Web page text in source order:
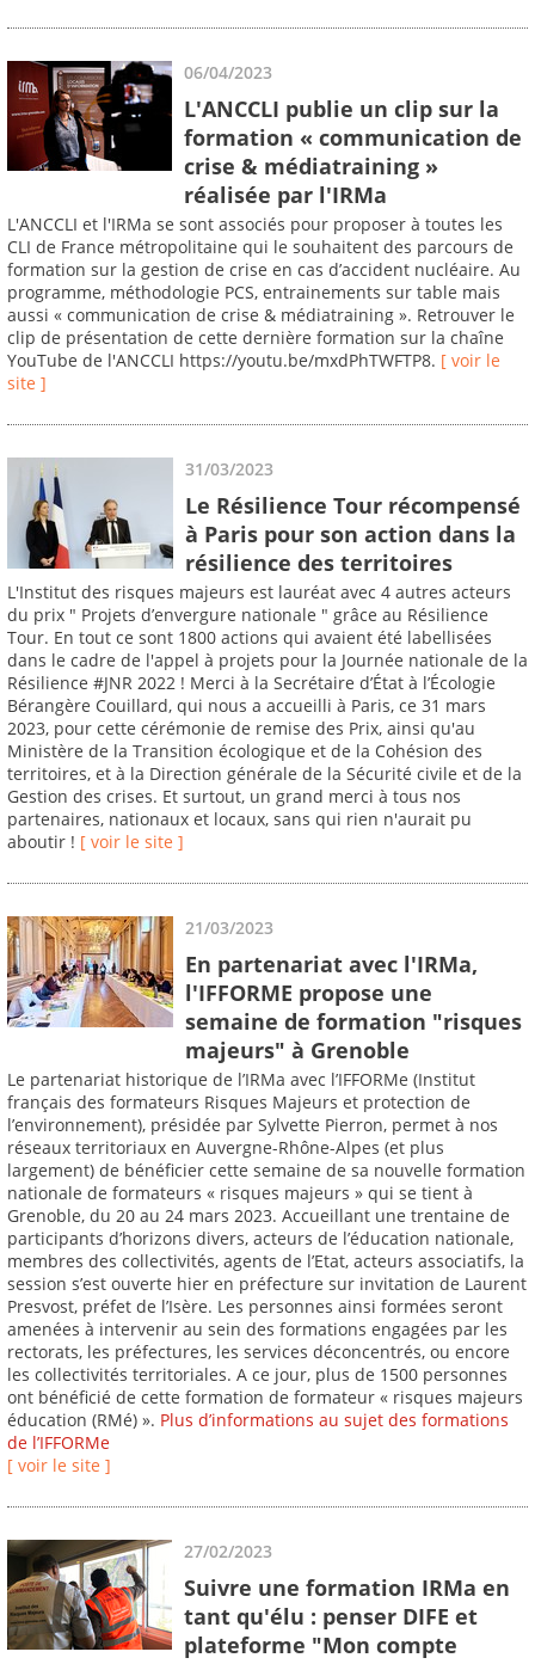
06/04/2023
L'ANCCLI publie un clip sur la
formation « communication de
crise & médiatraining »
réalisée par l'IRMa
L'ANCCLI et l'IRMa se sont associés pour proposer à toutes les
CLI de France métropolitaine qui le souhaitent des parcours de
formation sur la gestion de crise en cas d’accident nucléaire. Au
programme, méthodologie PCS, entrainements sur table mais
aussi « communication de crise & médiatraining ». Retrouver le
clip de présentation de cette dernière formation sur la chaîne
YouTube de l'ANCCLI https://youtu.be/mxdPhTWFTP8. [ voir le
site ]
31/03/2023
Le Résilience Tour récompensé
à Paris pour son action dans la
résilience des territoires
L'Institut des risques majeurs est lauréat avec 4 autres acteurs
du prix " Projets d’envergure nationale " grâce au Résilience
Tour. En tout ce sont 1800 actions qui avaient été labellisées
dans le cadre de l'appel à projets pour la Journée nationale de la
Résilience #JNR 2022 ! Merci à la Secrétaire d’État à l’Écologie
Bérangère Couillard, qui nous a accueilli à Paris, ce 31 mars
2023, pour cette cérémonie de remise des Prix, ainsi qu'au
Ministère de la Transition écologique et de la Cohésion des
territoires, et à la Direction générale de la Sécurité civile et de la
Gestion des crises. Et surtout, un grand merci à tous nos
partenaires, nationaux et locaux, sans qui rien n'aurait pu
aboutir ! [ voir le site ]
21/03/2023
En partenariat avec l'IRMa,
l'IFFORME propose une
semaine de formation "risques
majeurs" à Grenoble
Le partenariat historique de l’IRMa avec l’IFFORMe (Institut
français des formateurs Risques Majeurs et protection de
l’environnement), présidée par Sylvette Pierron, permet à nos
réseaux territoriaux en Auvergne-Rhône-Alpes (et plus
largement) de bénéficier cette semaine de sa nouvelle formation
nationale de formateurs « risques majeurs » qui se tient à
Grenoble, du 20 au 24 mars 2023. Accueillant une trentaine de
participants d’horizons divers, acteurs de l’éducation nationale,
membres des collectivités, agents de l’Etat, acteurs associatifs, la
session s’est ouverte hier en préfecture sur invitation de Laurent
Presvost, préfet de l’Isère. Les personnes ainsi formées seront
amenées à intervenir au sein des formations engagées par les
rectorats, les préfectures, les services déconcentrés, ou encore
les collectivités territoriales. A ce jour, plus de 1500 personnes
ont bénéficié de cette formation de formateur « risques majeurs
éducation (RMé) ». Plus d’informations au sujet des formations
de l’IFFORMe
[ voir le site ]
27/02/2023
Suivre une formation IRMa en
tant qu'élu : penser DIFE et
plateforme "Mon compte